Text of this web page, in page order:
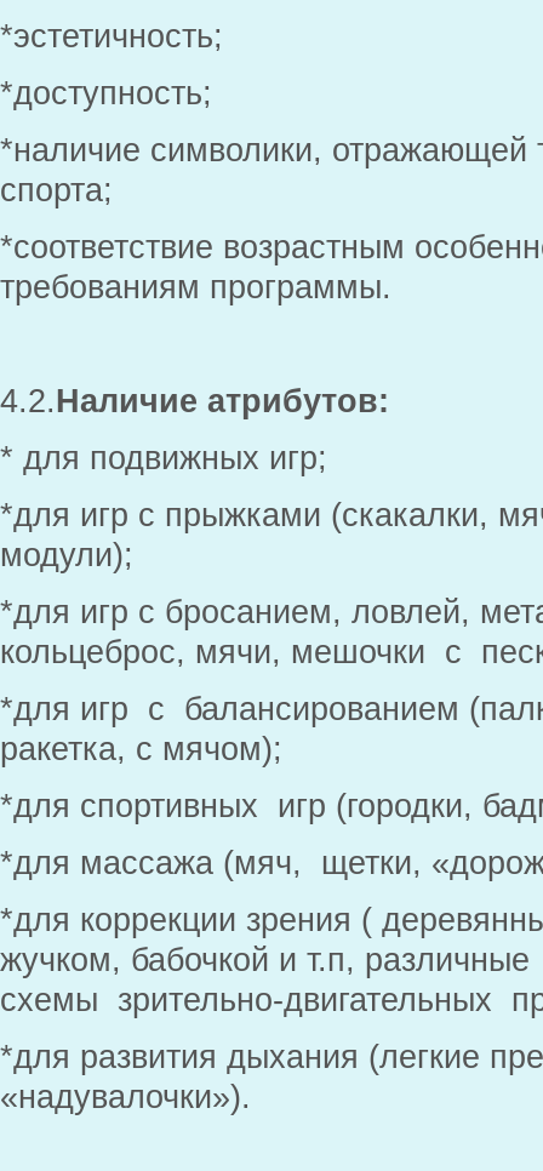
*эстетичность;
*доступность;
*наличие символики, отражающей
спорта;
*соответствие возрастным
требованиям программы.
4.2.Наличие атрибутов:
* для подвижных игр;
*для игр с прыжками (скакалки,
модули);
*для игр с бросанием, ловлей,
кольцеброс, мячи, мешочки с
*для игр с балансированием
ракетка, с мячом);
*для спортивных игр (городки,
*для массажа (мяч, щетки,
*для коррекции зрения (
жучком, бабочкой и т.п,
схемы зрительно-двигательных
*для развития дыхания (легкие
«надувалочки»).